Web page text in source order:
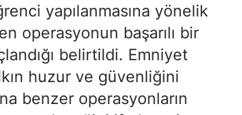
yapılanmasına yönelik
operasyonun başarılı bir
belirtildi. Emniyet
huzur ve güvenliğini
benzer operasyonların